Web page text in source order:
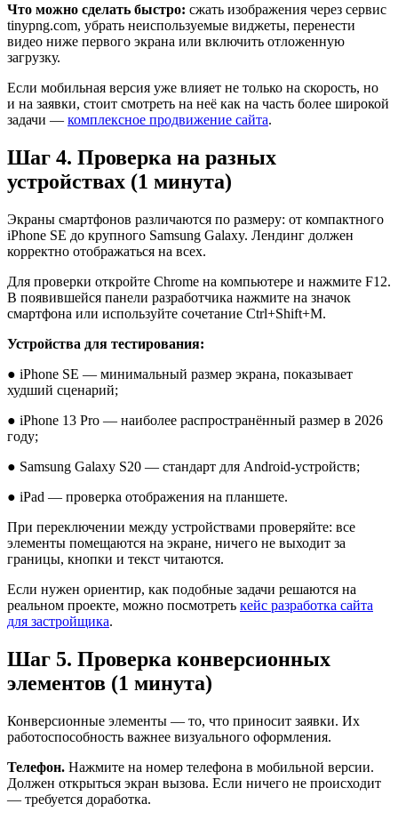
Что можно сделать быстро: сжать изображения через сервис
tinypng.com, убрать неиспользуемые виджеты, перенести
видео ниже первого экрана или включить отложенную
загрузку.
Если мобильная версия уже влияет не только на скорость, но
и на заявки, стоит смотреть на неё как на часть более широкой
задачи — комплексное продвижение сайта.
Шаг 4. Проверка на разных
устройствах (1 минута)
Экраны смартфонов различаются по размеру: от компактного
iPhone SE до крупного Samsung Galaxy. Лендинг должен
корректно отображаться на всех.
Для проверки откройте Chrome на компьютере и нажмите F12.
В появившейся панели разработчика нажмите на значок
смартфона или используйте сочетание Ctrl+Shift+M.
Устройства для тестирования:
● iPhone SE — минимальный размер экрана, показывает
худший сценарий;
● iPhone 13 Pro — наиболее распространённый размер в 2026
году;
● Samsung Galaxy S20 — стандарт для Android-устройств;
● iPad — проверка отображения на планшете.
При переключении между устройствами проверяйте: все
элементы помещаются на экране, ничего не выходит за
границы, кнопки и текст читаются.
Если нужен ориентир, как подобные задачи решаются на
реальном проекте, можно посмотреть кейс разработка сайта
для застройщика.
Шаг 5. Проверка конверсионных
элементов (1 минута)
Конверсионные элементы — то, что приносит заявки. Их
работоспособность важнее визуального оформления.
Телефон. Нажмите на номер телефона в мобильной версии.
Должен открыться экран вызова. Если ничего не происходит
— требуется доработка.